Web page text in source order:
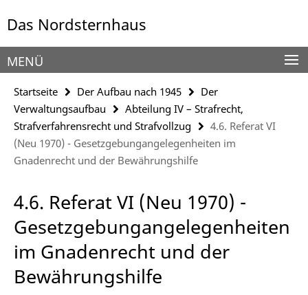
direkt
Inhalt
Das Nordsternhaus
Service-
Navigation
MENÜ
Startseite Der Aufbau nach 1945
Der
Verwaltungsaufbau
Abteilung IV – Strafrecht,
Strafverfahrensrecht und Strafvollzug
4.6. Referat VI
(Neu 1970) - Gesetzgebungangelegenheiten im
Gnadenrecht und der Bewährungshilfe
4.6. Referat VI (Neu 1970) -
Gesetzgebungangelegenheiten
im Gnadenrecht und der
Bewährungshilfe